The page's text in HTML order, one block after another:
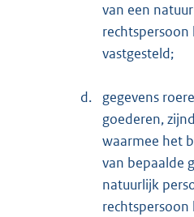
van een
vastgesteld;
d.
gegevens
goederen,
waarmee het
van bepaalde
natuurlijk